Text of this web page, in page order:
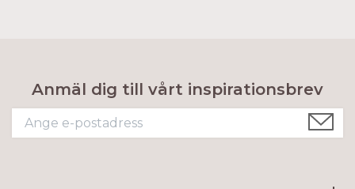
Anmäl dig till vårt inspirationsbrev